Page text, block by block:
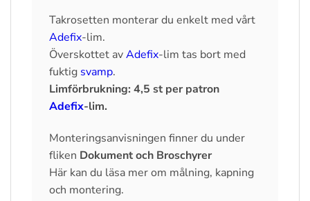
Takrosetten monterar du enkelt med vårt
Adefix-lim.
Överskottet avAdefix-lim tas bort med
fuktig svamp.
Limförbrukning: 4,5 st per patron
Adefix-lim.
Monteringsanvisningen finner du under
fliken Dokument och Broschyrer
Här kan du läsa mer om målning, kapning
och montering.